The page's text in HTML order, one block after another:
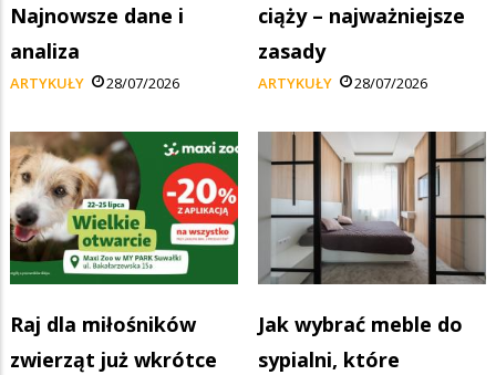
Najnowsze dane i
analiza
ARTYKUŁY 28/07/2026
ciąży – najważniejsze
zasady
ARTYKUŁY 28/07/2026
Raj dla miłośników
zwierząt już wkrótce
Jak wybrać meble do
sypialni, które